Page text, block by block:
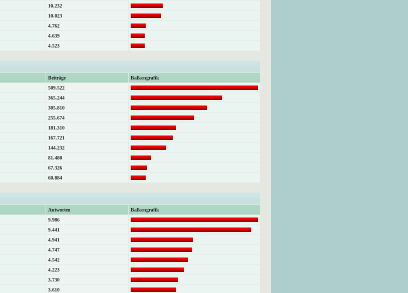
10.232
10.023
4.762
4.639
4.523
Beiträge
Balkengrafik
509.522
365.244
305.810
255.674
181.310
167.721
144.232
81.480
67.326
60.884
Antworten
Balkengrafik
9.986
9.441
4.941
4.747
4.542
4.223
3.730
3.610